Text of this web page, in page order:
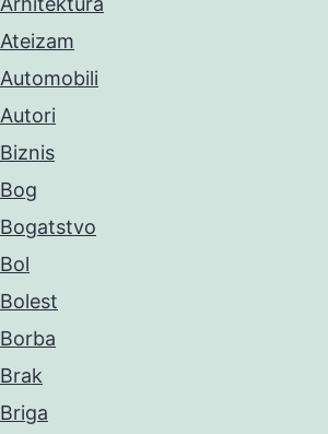
Ateizam
Automobili
Autori
Biznis
Bog
Bogatstvo
Bol
Bolest
Borba
Brak
Briga